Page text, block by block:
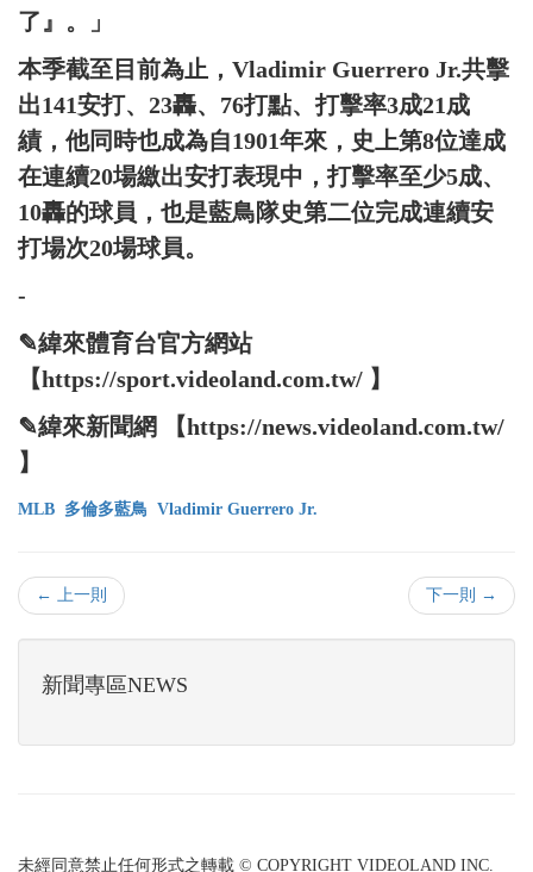
了』。」
本季截至目前為止，Vladimir Guerrero Jr.共擊
出141安打、23轟、76打點、打擊率3成21成
績，他同時也成為自1901年來，史上第8位達成
在連續20場繳出安打表現中，打擊率至少5成、
10轟的球員，也是藍鳥隊史第二位完成連續安
打場次20場球員。
-
✎緯來體育台官方網站
【https://sport.videoland.com.tw/ 】
✎緯來新聞網 【https://news.videoland.com.tw/
】
MLB 多倫多藍鳥 Vladimir Guerrero Jr.
← 上一則 下一則 →
新聞專區NEWS
未經同意禁止任何形式之轉載 © COPYRIGHT VIDEOLAND INC.